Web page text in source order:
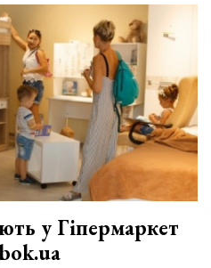
у Гіпермаркет